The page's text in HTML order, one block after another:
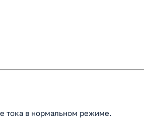
тока в нормальном режиме.